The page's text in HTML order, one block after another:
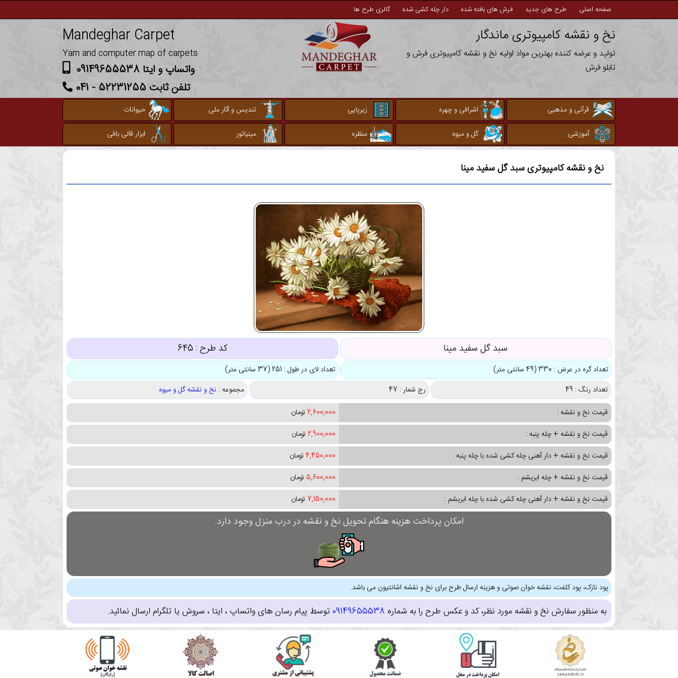
صفحه اصلی طرح های جدید فرش های بافته شده دار چله کشی شده گالری طرح ها
نخ و نقشه کامپیوتری ماندگار
تولید و عرضه کننده بهترین مواد اولیه نخ و نقشه کامپیوتری فرش و
تابلو فرش
Mandeghar Carpet
Yarn and computer map of carpets
واتساپ و ایتا 09149655538
تلفن ثابت 52231255 - 041
قرآنی و مذهبی اشرافی و چهره زیرپایی تندیس و آثار ملی
حیوانات
آموزشی
گل و میوه منظره مینیاتور ابزار قالی بافی
نخ و نقشه کامپیوتریسبد گل سفید مینا
سبد گل سفید مینا کد طرح : 645
تعداد گره در عرض : 330 (49 سانتی متر)
تعداد لای در طول : 251 (37 سانتی متر)
تعداد رنگ : 49
رج شمار : 47 مجموعه : نخ و نقشه گل و میوه
قیمت نخ و نقشه :
2,600,000 تومان
قیمت نخ و نقشه + چله پنبه :
2,900,000 تومان
قیمت نخ و نقشه + دار آهنی چله کشی شده با چله پنبه :
4,450,000 تومان
قیمت نخ و نقشه + چله ابریشم :
5,600,000 تومان
قیمت نخ و نقشه + دار آهنی چله کشی شده با چله ابریشم :
7,150,000 تومان
امکان پرداخت هزینه هنگام تحویل نخ و نقشه در درب منزل وجود دارد.
پود نازک، پود کلفت، نقشه خوان صوتی و هزینه ارسال طرح برای نخ و نقشه اشانتیون می باشد.
به منظور سفارش نخ و نقشه مورد نظر، کد و عکس طرح را به شماره 09149655538توسط پیام رسان های واتساپ ، ایتا ، سروش یا تلگرام ارسال نمائید.